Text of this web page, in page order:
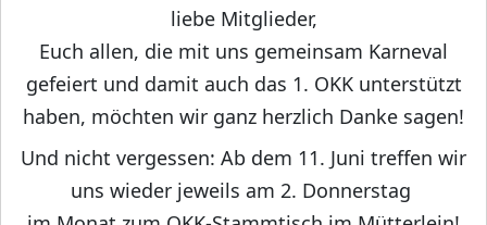
liebe Mitglieder,
Euch allen, die mit uns gemeinsam Karneval
gefeiert und damit auch das 1. OKK unterstützt
haben, möchten wir ganz herzlich Danke sagen!
Und nicht vergessen: Ab dem 11. Juni treffen wir
uns wieder jeweils am 2. Donnerstag